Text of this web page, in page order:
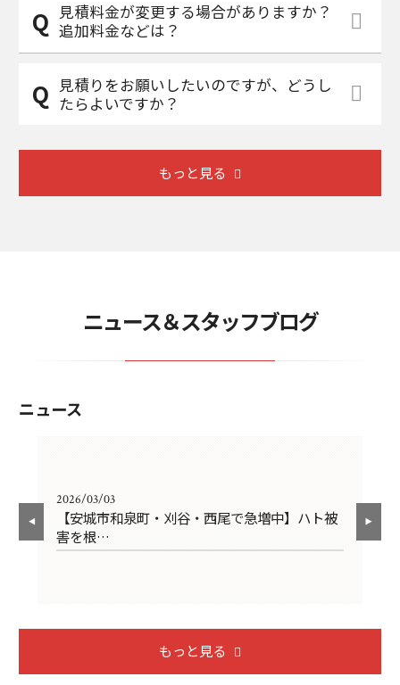
見積料金が変更する場合がありますか？
追加料金などは？
見積りをお願いしたいのですが、どうし
たらよいですか？
もっと見る
ニュース＆スタッフブログ
ニュース
2026/03/03
【安城市和泉町・刈谷・西尾で急増中】ハト被
害を根…
もっと見る